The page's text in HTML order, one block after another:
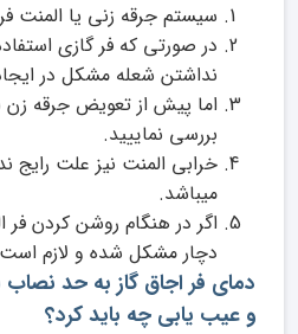
سیستم جرقه زنی یا
در صورتی که فر گازی
نداشتن شعله مشکل در
اما پیش از تعویض جرقه زن
بررسی نماییید.
خرابی المنت نیز علت رایج
میباشد.
اگر در هنگام روشن کردن فر
دچار مشکل شده و لازم
دمای فر اجاق گاز به حد نصاب
و عیب یابی چه باید کرد؟